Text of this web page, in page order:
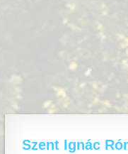
Szent Ignác